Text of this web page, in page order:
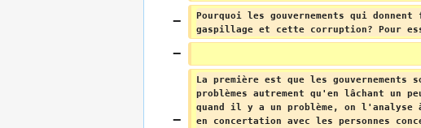
Pourquoi les gouvernements qui
gaspillage et cette corruption? Pour
La première est que les gouvernements
problèmes autrement qu'en lâchant un
quand il y a un problème, on l'analyse
en concertation avec les personnes